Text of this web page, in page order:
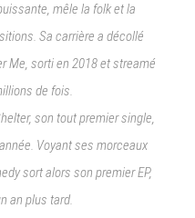
mêle la folk et la
Sa carrière a décollé
Me, sorti en 2018 et streamé
de fois.
son tout premier single,
Voyant ses morceaux
sort alors son premier EP,
an plus tard.